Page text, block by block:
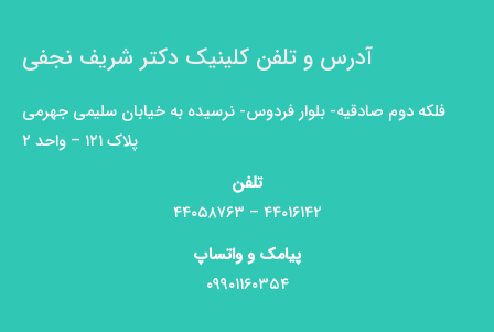
آدرس و تلفن کلینیک دکتر شریف نجفی
فلکه دوم صادقیه- بلوار فردوس- نرسیده به خیابان سلیمی جهرمی
پلاک ۱۲۱ – واحد ۲
تلفن
۴۴۰۱۶۱۴۲ – ۴۴۰۵۸۷۶۳
پیامک و واتساپ
۰۹۹۰۱۱۶۰۳۵۴